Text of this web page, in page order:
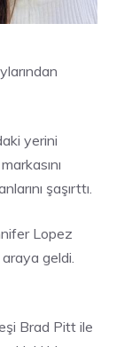
yerini
şaşırttı.
Lopez
geldi.
Brad Pitt ile